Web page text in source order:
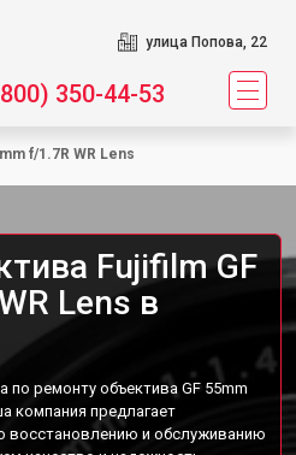
улица Попова, 22
350-44-53
f/1.7R WR Lens
Fujifilm GF
Lens в
по ремонту объектива GF 55mm
компания предлагает
восстановлению и обслуживанию